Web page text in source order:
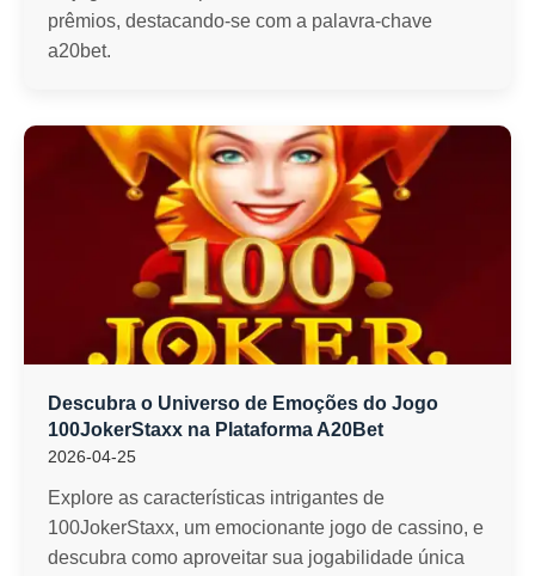
prêmios, destacando-se com a palavra-chave
a20bet.
Descubra o Universo de Emoções do Jogo
100JokerStaxx na Plataforma A20Bet
2026-04-25
Explore as características intrigantes de
100JokerStaxx, um emocionante jogo de cassino, e
descubra como aproveitar sua jogabilidade única